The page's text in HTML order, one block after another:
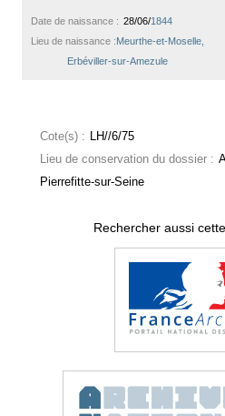
Date de naissance : 28/06/1844
Lieu de naissance :Meurthe-et-Moselle,
Erbéviller-sur-Amezule
Cote(s) : LH//6/75
Lieu de conservation du dossier :
Pierrefitte-sur-Seine
Rechercher aussi